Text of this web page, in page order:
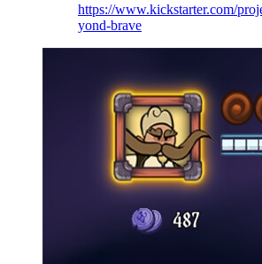
https://www.kickstarter.com/
yond-brave